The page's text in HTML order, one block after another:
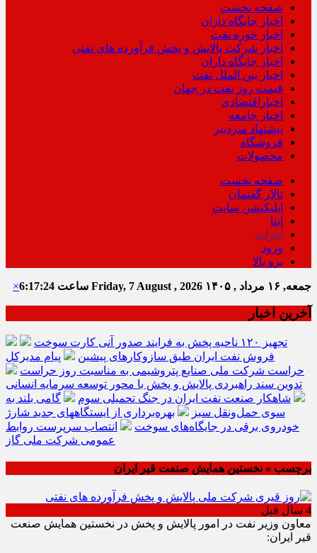
صفحه نخست
اخبار جایگاه داران
اخبار حوزه نفت
اخبار شرکت پالایش و پخش فرآورده های نفتی
اخبار جایگاه داران
اخبار بین الملل نفت
قیمت روز نفت در جهان
اخباراقتصادی
اخبار جامعه
پیشنهاد سردبیر
فروشگاه
محصولات
صفحه نخست
تالار گفتمان
اپلیکیشن سایت
ایتا
آپارات
ورود
برو بالا
جمعه, ۱۶ مرداد , ۱۴۰۵ Friday, 7 August , 2026 ساعت 6:17:24
×
آخرین اخبار
تجهیز ۱۲۰ ناحیه پخش به فرایند صدور آنی کارت سوخت
فروش نفت ایران طبق سازوکارهای پیشین
پیام مدیرکل
حراست شرکت ملی صنایع پتروشیمی به مناسبت روز حراست
تدوین سند راهبردی پالایش و پخش با محور توسعه سرمایه انسانی
شاهکار صنعت نفت ایران در جنگ تحمیلی سوم
گامی بلند به
سوی حمل‌ونقل سبز
بهره‌برداری از ایستگاههای جدید شارژ
خودروی برقی در جایگاه‌های سوخت
انتصاب سرپرست روابط
عمومی شرکت ملی گاز
برچسب » نخستین همایش صنعت قیر ایران
4 سال قبل
معاون وزیر نفت در امور پالایش و پخش در نخستین همایش صنعت
قیر ایران: